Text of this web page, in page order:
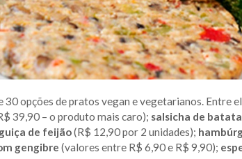
30 opções de pratos vegan e vegetarianos. Entre
39,90 – o produto mais caro); salsicha de
de feijão(R$ 12,90 por 2 unidades);
gengibre (valores entre R$ 6,90 e R$ 9,90);